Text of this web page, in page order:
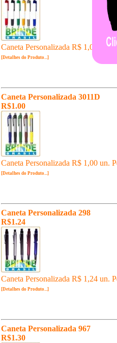
Caneta Personalizada R$ 1,00 un.
[Detalhes do Produto...]
Caneta Personalizada 3011D
R$1.00
Caneta Personalizada R$ 1,00 un.
[Detalhes do Produto...]
Caneta Personalizada 298
R$1.24
Caneta Personalizada R$ 1,24 un.
[Detalhes do Produto...]
Caneta Personalizada 967
R$1.30